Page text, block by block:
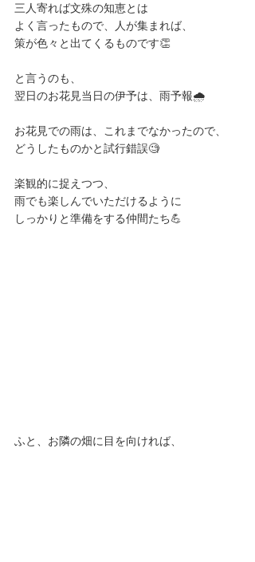
三人寄れば文殊の知恵とは
よく言ったもので、人が集まれば、
策が色々と出てくるものです👏
と言うのも、
翌日のお花見当日の伊予は、雨予報🌧
お花見での雨は、これまでなかったので、
どうしたものかと試行錯誤🧐
楽観的に捉えつつ、
雨でも楽しんでいただけるように
しっかりと準備をする仲間たち💪
ふと、お隣の畑に目を向ければ、